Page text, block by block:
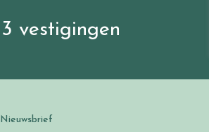
3 vestigingen
Nieuwsbrief